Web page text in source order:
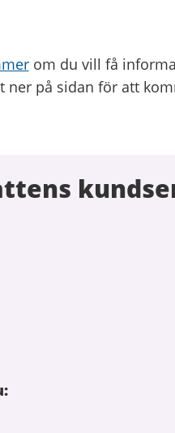
om du vill få
ner på sidan för att